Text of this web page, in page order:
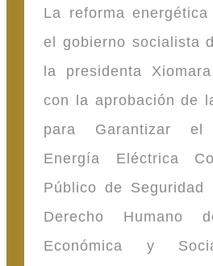
La reforma
el gobierno socialista
la presidenta
con la aprobación de
para Garantizar
Energía Eléctrica
Público de Seguridad
Derecho Humano
Económica y